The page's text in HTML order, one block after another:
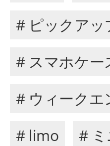
# ピックアッ
# スマホケー
# ウィークエ
# limo
#